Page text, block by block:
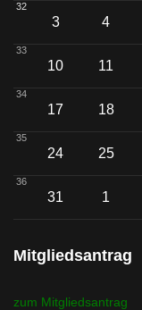
32
3 4
33
10 11
34
17 18
35
24 25
36
31 1
Mitgliedsantrag
zum Mitgliedsantrag